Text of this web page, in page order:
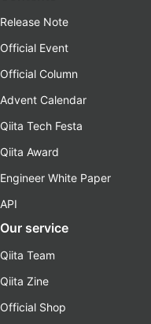
Release Note
Official Event
Official Column
Advent Calendar
Qiita Tech Festa
Qiita Award
Engineer White Paper
API
Our service
Qiita Team
Qiita Zine
Official Shop